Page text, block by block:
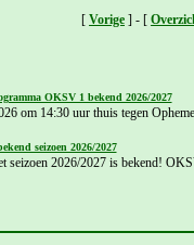
[ Vorige ] - [
OKSV 1 bekend 2026/2027
om 14:30 uur thuis tegen
seizoen 2026/2027
seizoen 2026/2027 is bekend!